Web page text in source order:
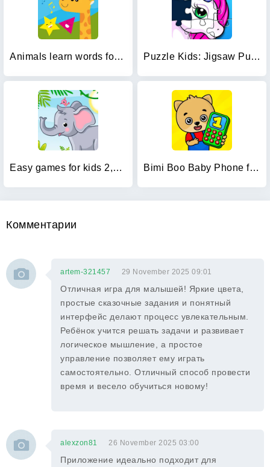
Animals learn words for kids Puzzle Kids: Jigsaw Puzzles
Easy games for kids 2,3,4 year Bimi Boo Baby Phone for Kids
Комментарии
artem-321457 29 November 2025 09:01
Отличная игра для малышей! Яркие цвета,
простые сказочные задания и понятный
интерфейс делают процесс увлекательным.
Ребёнок учится решать задачи и развивает
логическое мышление, а простое
управление позволяет ему играть
самостоятельно. Отличный способ провести
время и весело обучиться новому!
alexzon81 26 November 2025 03:00
Приложение идеально подходит для